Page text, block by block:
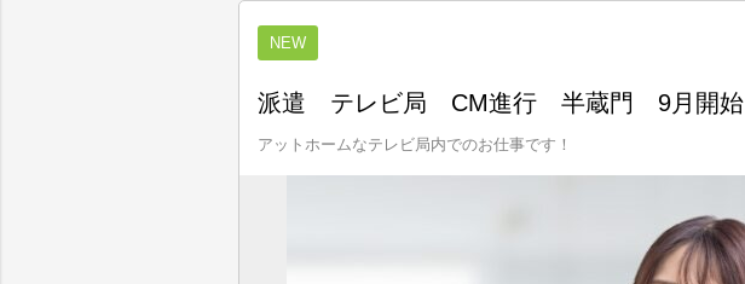
NEW
派遣 テレビ局 CM進行 半蔵門 9月開始
アットホームなテレビ局内でのお仕事です！